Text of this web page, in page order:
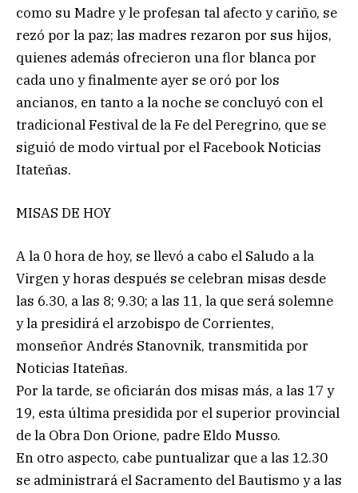
como su Madre y le profesan tal afecto y cariño, se
rezó por la paz; las madres rezaron por sus hijos,
quienes además ofrecieron una flor blanca por
cada uno y finalmente ayer se oró por los
ancianos, en tanto a la noche se concluyó con el
tradicional Festival de la Fe del Peregrino, que se
siguió de modo virtual por el Facebook Noticias
Itateñas.
MISAS DE HOY
A la 0 hora de hoy, se llevó a cabo el Saludo a la
Virgen y horas después se celebran misas desde
las 6.30, a las 8; 9.30; a las 11, la que será solemne
y la presidirá el arzobispo de Corrientes,
monseñor Andrés Stanovnik, transmitida por
Noticias Itateñas.
Por la tarde, se oficiarán dos misas más, a las 17 y
19, esta última presidida por el superior provincial
de la Obra Don Orione, padre Eldo Musso.
En otro aspecto, cabe puntualizar que a las 12.30
se administrará el Sacramento del Bautismo y a las